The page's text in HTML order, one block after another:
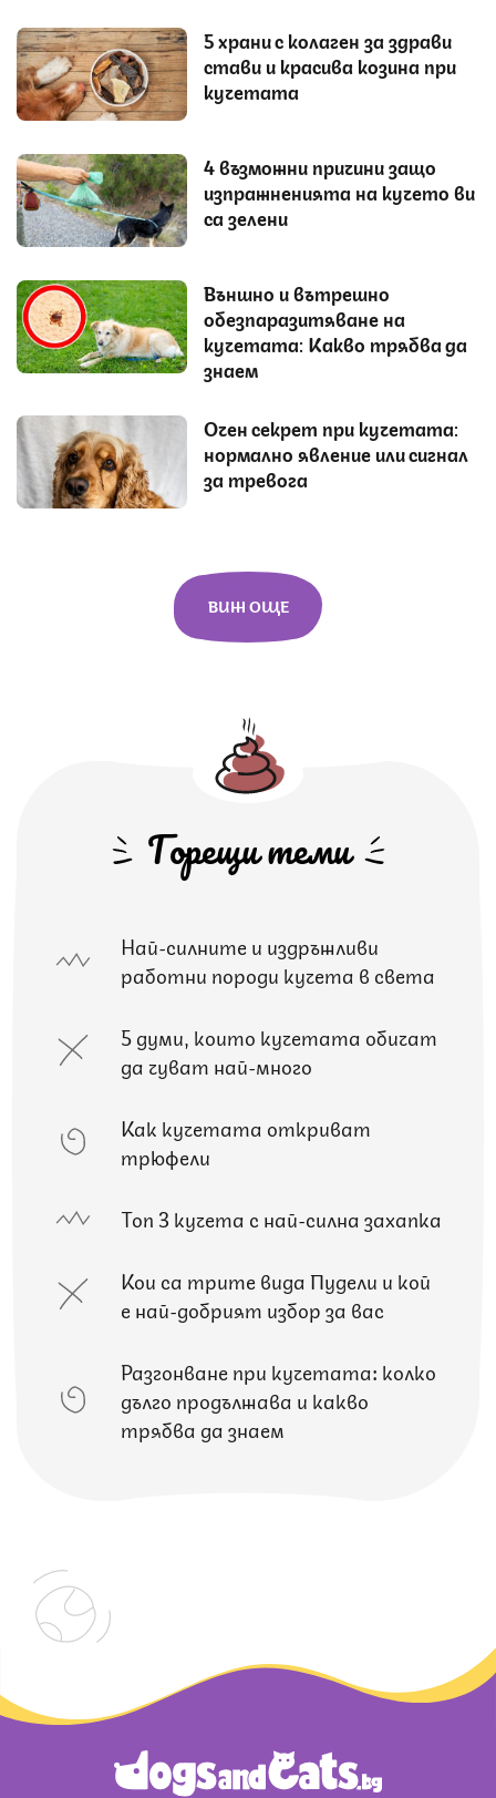
5 храни с колаген за здрави
стави и красива козина при
кучетата
4 възможни причини защо
изпражненията на кучето ви
са зелени
Външно и вътрешно
обезпаразитяване на
кучетата: Какво трябва да
знаем
Очен секрет при кучетата:
нормално явление или сигнал
за тревога
ВИЖ ОЩЕ
Горещи теми
Най-силните и издръжливи
работни породи кучета в света
5 думи, които кучетата обичат
да чуват най-много
Как кучетата откриват
трюфели
Топ 3 кучета с най-силна захапка
Кои са трите вида Пудели и кой
е най-добрият избор за вас
Разгонване при кучетата: колко
дълго продължава и какво
трябва да знаем